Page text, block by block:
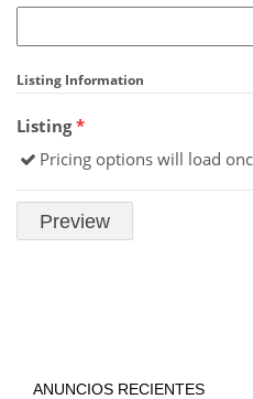
Listing Information
Listing*
Pricing options will load
ANUNCIOS RECIENTES